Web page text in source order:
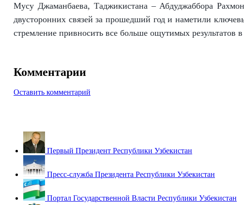
Мусу Джаманбаева, Таджикистана – Абдуджаббора
двусторонних связей за прошедший год и наметили
стремление привносить все больше ощутимых
Комментарии
Оставить комментарий
Первый Президент Республики Узбекистан
Пресс-служба Президента Республики Узбекистан
Портал Государственной Власти Республики Узбекистан